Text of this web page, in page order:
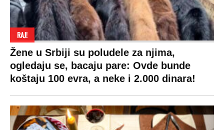
RAJ!
Žene u Srbiji su poludele za njima,
ogledaju se, bacaju pare: Ovde bunde
koštaju 100 evra, a neke i 2.000 dinara!